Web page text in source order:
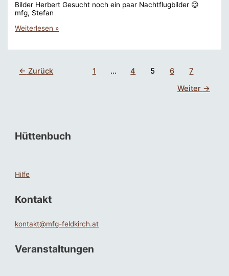
Bilder Herbert Gesucht noch ein paar Nachtflugbilder 😉
mfg, Stefan
Impressionen
Weiterlesen »
← Zurück 1 … 4 5 6
7
Weiter →
Hüttenbuch
Hilfe
Kontakt
kontakt@mfg-feldkirch.at
Veranstaltungen